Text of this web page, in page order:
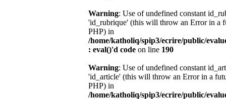
Warning: Use of undefined constant
'id_rubrique' (this will throw an Error in a
PHP) in
/home/katholiq/spip3/ecrire/public/
: eval()'d code on line 190
Warning: Use of undefined constant
'id_article' (this will throw an Error in a
PHP) in
/home/katholiq/spip3/ecrire/public/